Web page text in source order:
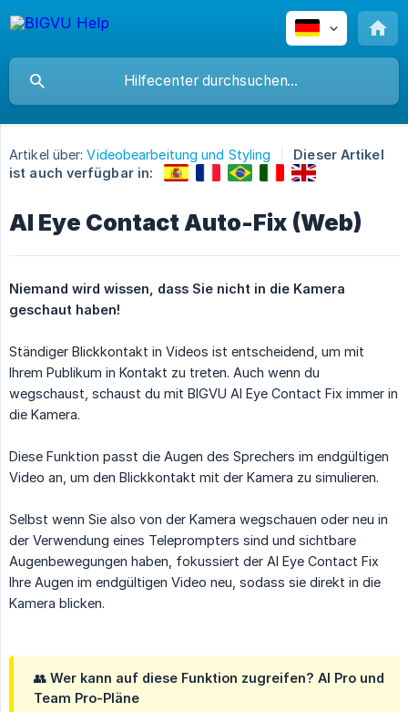
Artikel über: Videobearbeitung und Styling
Dieser Artikel
ist auch verfügbar in:
AI Eye Contact Auto-Fix (Web)
Niemand wird wissen, dass Sie nicht in die Kamera
geschaut haben!
Ständiger Blickkontakt in Videos ist entscheidend, um mit
Ihrem Publikum in Kontakt zu treten. Auch wenn du
wegschaust, schaust du mit BIGVU AI Eye Contact Fix immer in
die Kamera.
Diese Funktion passt die Augen des Sprechers im endgültigen
Video an, um den Blickkontakt mit der Kamera zu simulieren.
Selbst wenn Sie also von der Kamera wegschauen oder neu in
der Verwendung eines Teleprompters sind und sichtbare
Augenbewegungen haben, fokussiert der AI Eye Contact Fix
Ihre Augen im endgültigen Video neu, sodass sie direkt in die
Kamera blicken.
👥 Wer kann auf diese Funktion zugreifen? AI Pro und
Team Pro-Pläne